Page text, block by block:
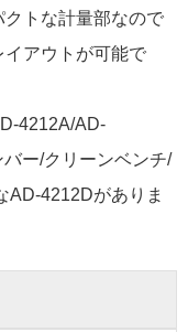
トな計量部なので
イアウトが可能で
4212A/AD-
ー/クリーンベンチ/
AD-4212Dがありま